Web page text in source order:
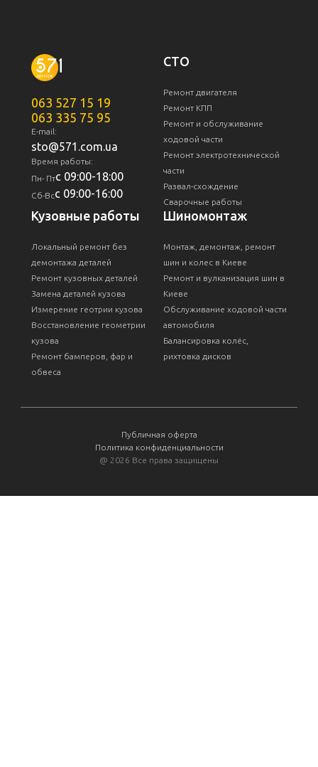
063 527 15 19
063 335 75 95
E-mail:
sto@571.com.ua
Время работы:
Пн- Птс 09:00-18:00
Сб-Всс 09:00-16:00
СТО
Ремонт двигателя
Ремонт КПП
Ремонт и обслуживание
ходовой части
Ремонт электротехнической
части
Развал-схождение
Сварочные работы
Кузовные работы
Локальный ремонт без
демонтажа деталей
Ремонт кузовных деталей
Замена деталей кузова
Измерение геотрии кузова
Восстановление геометрии
кузова
Ремонт бамперов, фар и
обвеса
Шиномонтаж
Монтаж, демонтаж, ремонт
шин и колес в Киеве
Ремонт и вулканизация шин в
Киеве
Обслуживание ходовой части
автомобиля
Балансировка колёс,
рихтовка дисков
Публичная оферта
Политика конфиденциальности
@ 2026 Все права защищены